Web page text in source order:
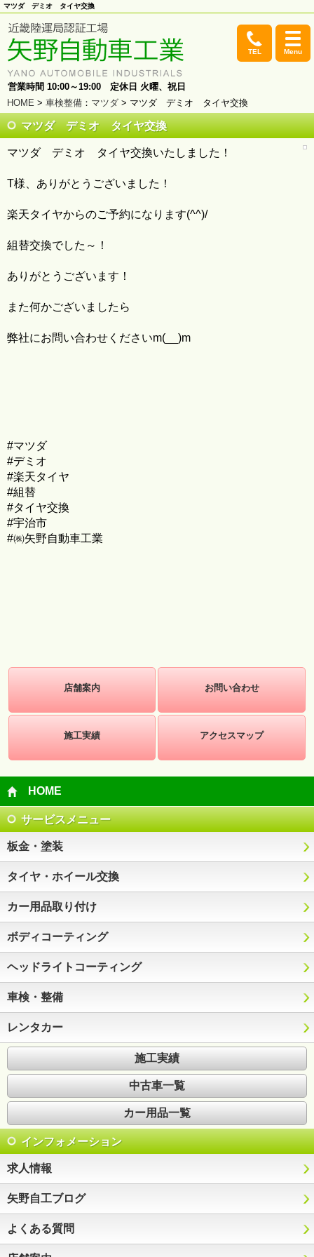
マツダ デミオ タイヤ交換
TEL Menu
営業時間 10:00～19:00 定休日 火曜、祝日
HOME > 車検整備 ： マツダ > マツダ デミオ タイヤ交換
マツダ デミオ タイヤ交換
マツダ デミオ タイヤ交換いたしました！
T様、ありがとうございました！
楽天タイヤからのご予約になります(^^)/
組替交換でした～！
ありがとうございます！
また何かございましたら
弊社にお問い合わせくださいm(__)m
#マツダ
#デミオ
#楽天タイヤ
#組替
#タイヤ交換
#宇治市
#㈱矢野自動車工業
店舗案内 お問い合わせ
施工実績 アクセスマップ
HOME
サービスメニュー
板金・塗装
タイヤ・ホイール交換
カー用品取り付け
ボディコーティング
ヘッドライトコーティング
車検・整備
レンタカー
施工実績
中古車一覧
カー用品一覧
インフォメーション
求人情報
矢野自工ブログ
よくある質問